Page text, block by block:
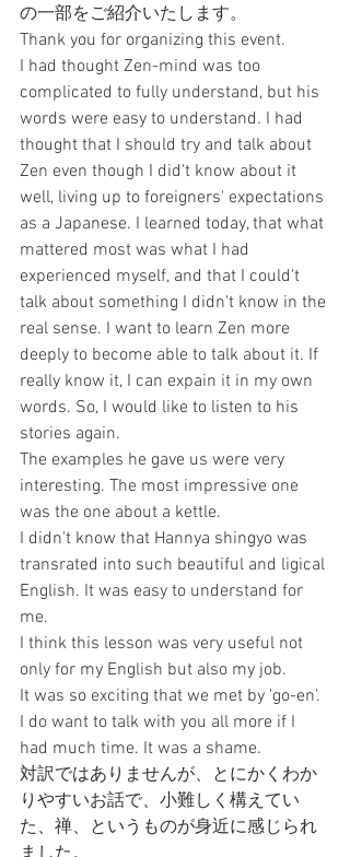
の一部をご紹介いたします。
Thank you for organizing this event.
I had thought Zen-mind was too
complicated to fully understand, but his
words were easy to understand. I had
thought that I should try and talk about
Zen even though I did't know about it
well, living up to foreigners' expectations
as a Japanese. I learned today, that what
mattered most was what I had
experienced myself, and that I could't
talk about something I didn't know in the
real sense. I want to learn Zen more
deeply to become able to talk about it. If
really know it, I can expain it in my own
words. So, I would like to listen to his
stories again.
The examples he gave us were very
interesting. The most impressive one
was the one about a kettle.
I didn't know that Hannya shingyo was
transrated into such beautiful and ligical
English. It was easy to understand for
me.
I think this lesson was very useful not
only for my English but also my job.
It was so exciting that we met by 'go-en'.
I do want to talk with you all more if I
had much time. It was a shame.
対訳ではありませんが、とにかくわか
りやすいお話で、小難しく構えてい
た、禅、というものが身近に感じられ